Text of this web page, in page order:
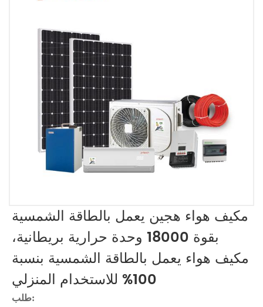
مكيف هواء هجين يعمل بالطاقة الشمسية
بقوة 18000 وحدة حرارية بريطانية،
مكيف هواء يعمل بالطاقة الشمسية بنسبة
100% للاستخدام المنزلي
طلب: